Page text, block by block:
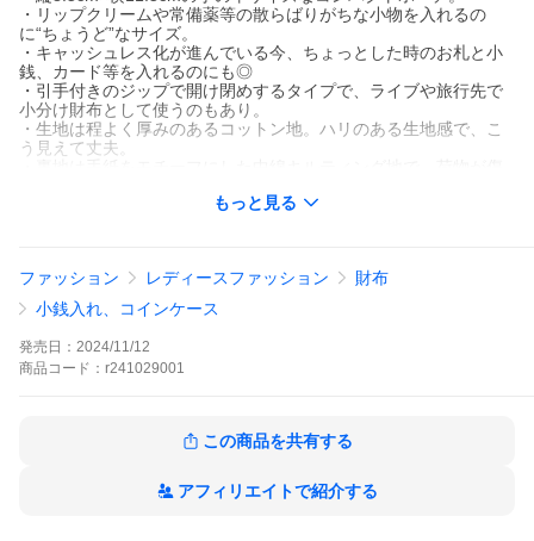
・リップクリームや常備薬等の散らばりがちな小物を入れるの
に“ちょうど”なサイズ。
・キャッシュレス化が進んでいる今、ちょっとした時のお札と小
銭、カード等を入れるのにも◎
・引手付きのジップで開け閉めするタイプで、ライブや旅行先で
小分け財布として使うのもあり。
・生地は程よく厚みのあるコットン地。ハリのある生地感で、こ
う見えて丈夫。
財布 ウォレット ポーチ 小物入れ 小銭入れ コインケース マルチケ
ース 総柄 プリント ねこ 猫 ネコ 動物 アニマル ZOO ジップ コン
パクト キャッシュレス お出かけ お洒落 カジュアル パティ
もっと見る
ファッション レディースファッション
財布
小銭入れ、コインケース
発売日： 2024/11/12
商品 コード： r241029001
この商品を共有する
アフィリエイトで紹介する